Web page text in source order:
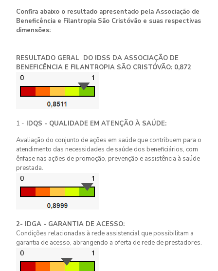
Confira abaixo o resultado apresentado pela Associação de
Beneficência e Filantropia São Cristóvão e suas respectivas
dimensões:
RESULTADO GERAL DO IDSS DA ASSOCIAÇÃO DE
BENEFICÊNCIA E FILANTROPIA SÃO CRISTÓVÃO: 0,872
1 - IDQS - QUALIDADE EM ATENÇÃO À SAÚDE:
Avaliação do conjunto de ações em saúde que contribuem para o
atendimento das necessidades de saúde dos beneficiários, com
ênfase nas ações de promoção, prevenção e assistência à saúde
prestada.
2- IDGA - GARANTIA DE ACESSO:
Condições relacionadas à rede assistencial que possibilitam a
garantia de acesso, abrangendo a oferta de rede de prestadores.